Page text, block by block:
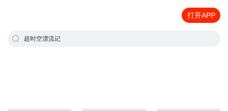
打开APP
超时空漂流记